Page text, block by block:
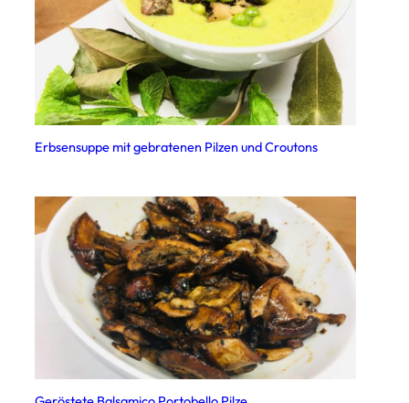
Erbsensuppe mit gebratenen Pilzen und Croutons